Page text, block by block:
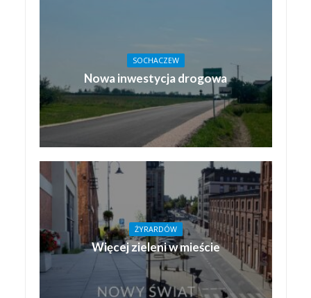
SOCHACZEW
Nowa inwestycja drogowa
ŻYRARDÓW
Więcej zieleni w mieście